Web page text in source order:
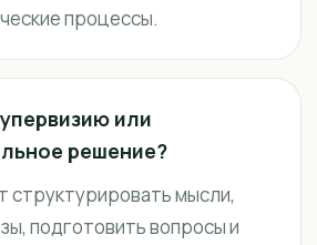
процессы.
или
решение?
структурировать мысли,
подготовить вопросы и